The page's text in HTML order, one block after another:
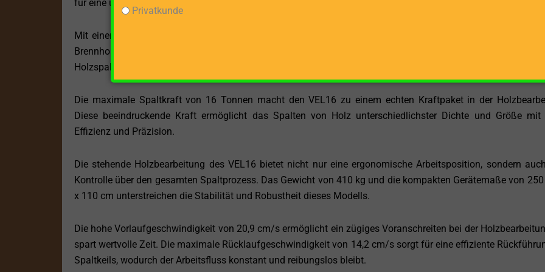
für eine umweltfreundliche und zuverlässige Energieversorgung.
Mit einer maximalen Spaltgutlänge von 100 cm bewältigt der VEL16 jede Herausforderung mühelos. Egal,
Brennholz für einen gemütlichen Kaminabend oder Holz für umfangreiche Bauvorhaben benötigen,
Holzspalter ist vielseitig einsetzbar und bietet optimale Ergebnisse.
Die maximale Spaltkraft von 16 Tonnen macht den VEL16 zu einem echten Kraftpaket in der
Diese beeindruckende Kraft ermöglicht das Spalten von Holz unterschiedlichster Dichte und Größe mit
Effizienz und Präzision.
Die stehende Holzbearbeitung des VEL16 bietet nicht nur eine ergonomische Arbeitsposition, sondern
Kontrolle über den gesamten Spaltprozess. Das Gewicht von 410 kg und die kompakten Gerätemaße von
x 110 cm unterstreichen die Stabilität und Robustheit dieses Modells.
Die hohe Vorlaufgeschwindigkeit von 20,9 cm/s ermöglicht ein zügiges Voranschreiten bei der
spart wertvolle Zeit. Die maximale Rücklaufgeschwindigkeit von 14,2 cm/s sorgt für eine effiziente
Spaltkeils, wodurch der Arbeitsfluss konstant und reibungslos bleibt.
Privatkunde